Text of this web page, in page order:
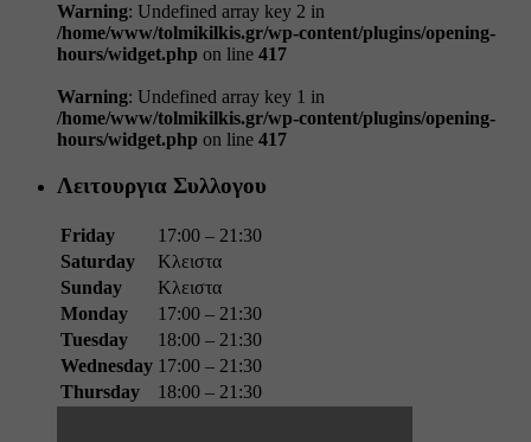
Warning: Undefined array key 2 in
/home/www/tolmikilkis.gr/wp-content/plugins/opening-
hours/widget.php on line 417
Warning: Undefined array key 1 in
/home/www/tolmikilkis.gr/wp-content/plugins/opening-
hours/widget.php on line 417
Λειτουργια Συλλογου
Friday
17:00 – 21:30
Saturday
Κλειστα
Sunday
Κλειστα
Monday
17:00 – 21:30
Tuesday
18:00 – 21:30
Wednesday 17:00 – 21:30
Thursday
18:00 – 21:30